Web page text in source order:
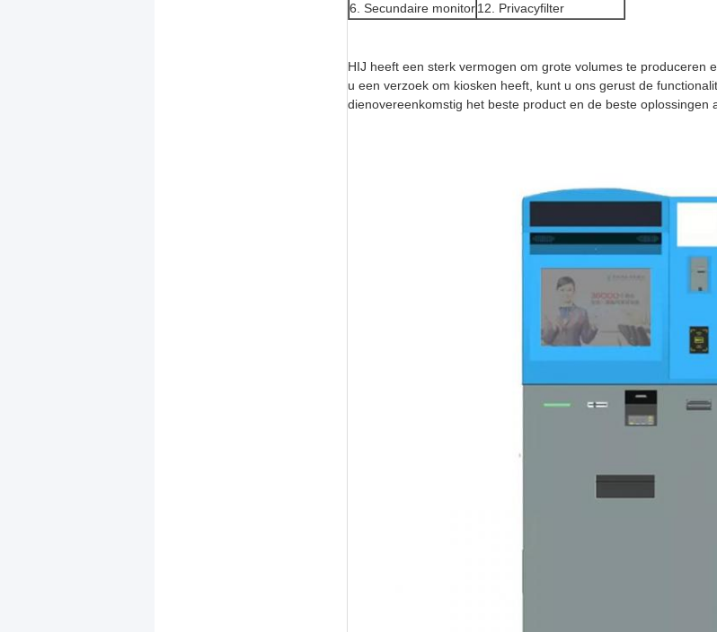
6. Secundaire monitor12. Privacyfilter
HIJ heeft een sterk vermogen om grote volumes te produceren
u een verzoek om kiosken heeft, kunt u ons gerust de
dienovereenkomstig het beste product en de beste oplossingen